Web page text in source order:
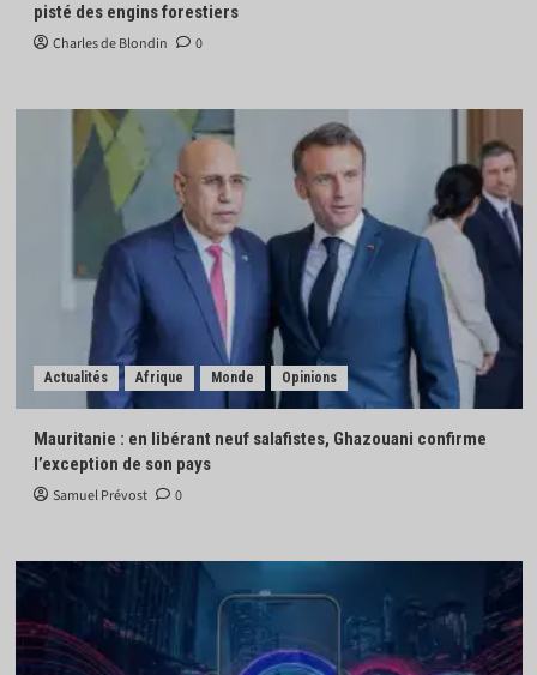
pisté des engins forestiers
Charles de Blondin 0
Actualités Afrique Monde Opinions
Mauritanie : en libérant neuf salafistes, Ghazouani confirme
l’exception de son pays
Samuel Prévost 0